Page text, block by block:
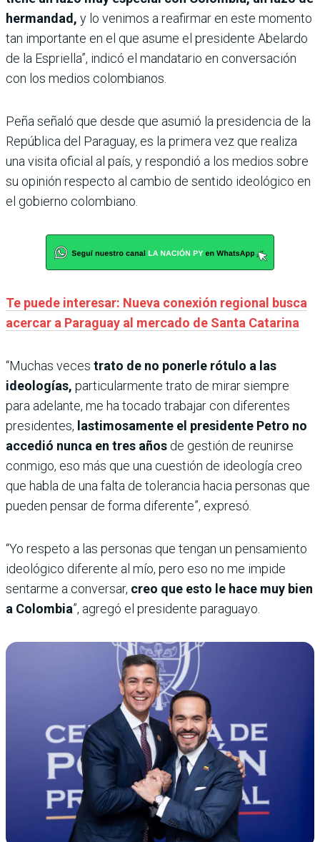
hermandad, y lo venimos a reafirmar en este momento
tan importante en el que asume el presidente Abelardo
de la Espriella”, indicó el mandatario en conversación
con los medios colombianos.
Peña señaló que desde que asumió la presidencia de la
República del Paraguay, es la primera vez que realiza
una visita oficial al país, y respondió a los medios sobre
su opinión respecto al cambio de sentido ideológico en
el gobierno colombiano.
Te puede interesar: Nueva conexión regional busca
acercar a Paraguay al mercado de Santa Catarina
“Muchas veces trato de no ponerle rótulo a las
ideologías, particularmente trato de mirar siempre
para adelante, me ha tocado trabajar con diferentes
presidentes, lastimosamente el presidente Petro no
accedió nunca en tres años de gestión de reunirse
conmigo, eso más que una cuestión de ideología creo
que habla de una falta de tolerancia hacia personas que
pueden pensar de forma diferente”, expresó.
“Yo respeto a las personas que tengan un pensamiento
ideológico diferente al mío, pero eso no me impide
sentarme a conversar, creo que esto le hace muy bien
a Colombia”, agregó el presidente paraguayo.